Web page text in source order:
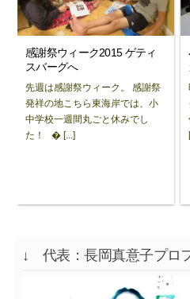
感謝祭ウィーク2015 ゲティ
スバーグへ
先週は感謝祭ウィーク。 感謝祭
発祥の地こちら東海岸では、小
中学校一週間丸ごと休みでし
た！ � [...]
↓ 代表：長岡真意子プロ